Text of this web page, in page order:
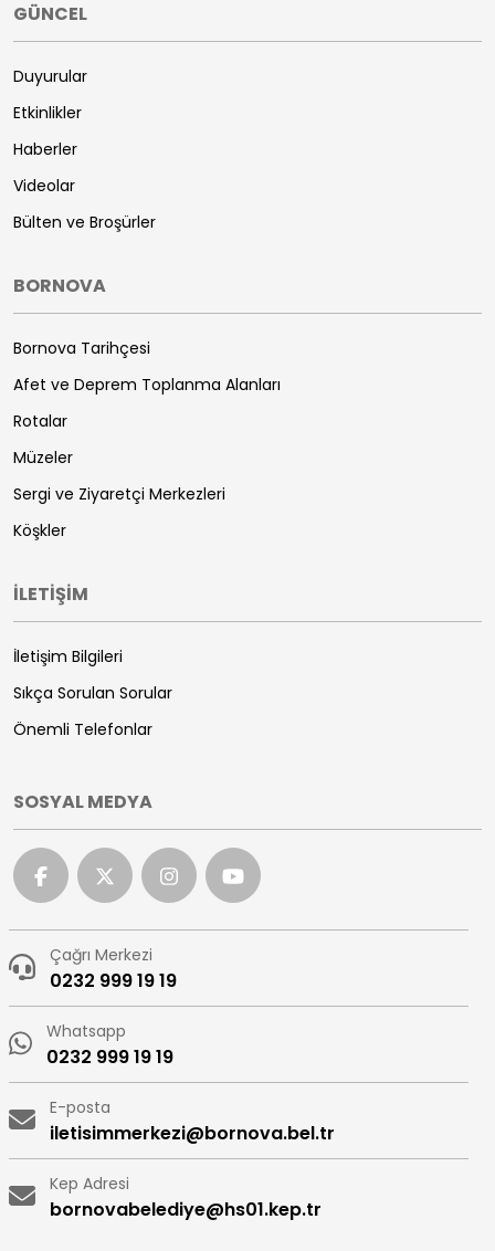
GÜNCEL
Duyurular
Etkinlikler
Haberler
Videolar
Bülten ve Broşürler
BORNOVA
Bornova Tarihçesi
Afet ve Deprem Toplanma Alanları
Rotalar
Müzeler
Sergi ve Ziyaretçi Merkezleri
Köşkler
İLETİŞİM
İletişim Bilgileri
Sıkça Sorulan Sorular
Önemli Telefonlar
SOSYAL MEDYA
Çağrı Merkezi
0232 999 19 19
Whatsapp
0232 999 19 19
E-posta
iletisimmerkezi@bornova.bel.tr
Kep Adresi
bornovabelediye@hs01.kep.tr